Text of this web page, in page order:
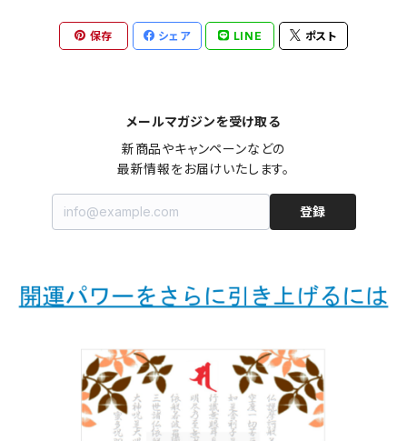
保存 シェア LINE ポスト
メールマガジンを受け取る
新商品やキャンペーンなどの
最新情報をお届けいたします。
登録